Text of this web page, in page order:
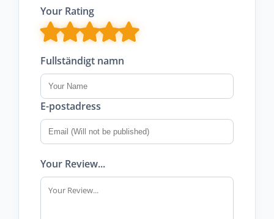
Your Rating
Fullständigt namn
E-postadress
Your Review...